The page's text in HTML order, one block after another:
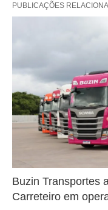
PUBLICAÇÕES
Buzin Transportes
Carreteiro em